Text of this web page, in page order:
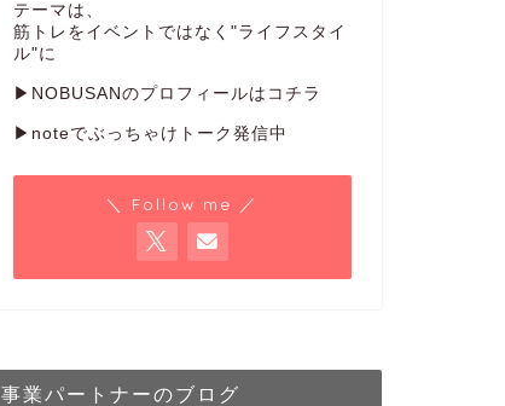
テーマは、
筋トレをイベントではなく"ライフスタイ
ル"に
▶NOBUSANのプロフィールはコチラ
▶noteでぶっちゃけトーク発信中
＼ Follow me ／
事業パートナーのブログ